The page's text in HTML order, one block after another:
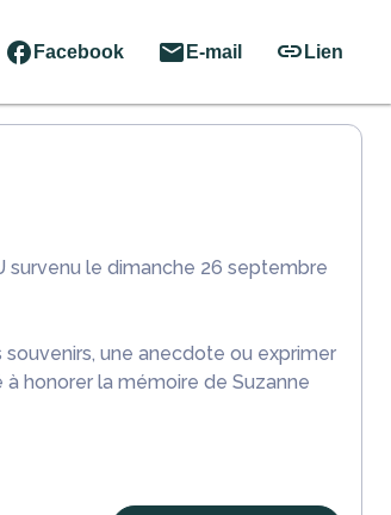
Facebook E-mail Lien
survenu le dimanche 26 septembre
une anecdote ou exprimer
honorer la mémoire de Suzanne